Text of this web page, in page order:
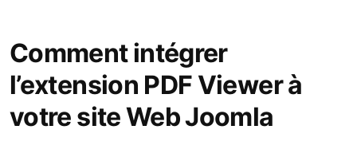
Comment intégrer
l’extension PDF Viewer à
votre site Web Joomla